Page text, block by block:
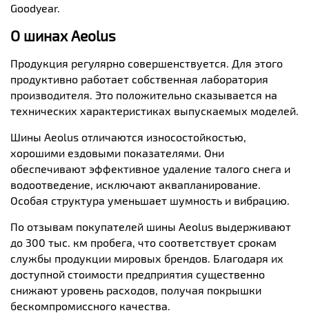
Goodyear.
О шинахAeolus
Продукция регулярно совершенствуется. Для этого
продуктивно работает собственная лаборатория
производителя. Это положительно сказывается на
технических характеристиках выпускаемых моделей.
Шины Aeolus отличаются износостойкостью,
хорошими ездовыми показателями. Они
обеспечивают эффективное удаление талого снега и
водоотведение, исключают аквапланирование.
Особая структура уменьшает шумность и вибрацию.
По отзывам покупателей шины Aeolus выдерживают
до 300 тыс. км пробега, что соответствует срокам
службы продукции мировых брендов. Благодаря их
доступной стоимости предприятия существенно
снижают уровень расходов, получая покрышки
бескомпромиссного качества.